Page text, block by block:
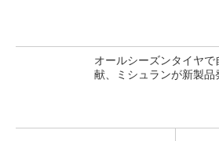
オールシーズンタイヤ
献、ミシュランが新製品